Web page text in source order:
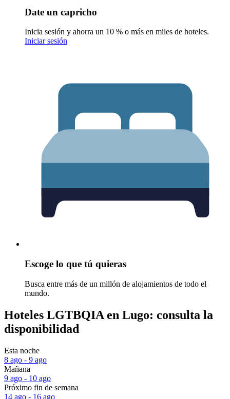
Date un capricho
Inicia sesión y ahorra un 10 % o más en miles de hoteles.
Iniciar sesión
Escoge lo que tú quieras
Busca entre más de un millón de alojamientos de todo el
mundo.
Hoteles LGTBQIA en Lugo: consulta la
disponibilidad
Esta noche
8 ago - 9 ago
Mañana
9 ago - 10 ago
Próximo fin de semana
14 ago - 16 ago